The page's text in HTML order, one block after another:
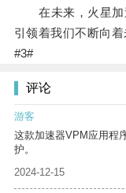
在未来，火星加
引领着我们不断向着
#3#
评论
游客
这款加速器VPM应用程
护。
2024-12-15